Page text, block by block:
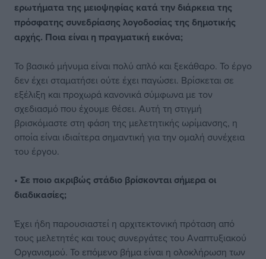
ερωτήματα της μειοψηφίας κατά την διάρκεια της
πρόσφατης συνεδρίασης λογοδοσίας της δημοτικής
αρχής. Ποια είναι η πραγματική εικόνα;
Το βασικό μήνυμα είναι πολύ απλό και ξεκάθαρο. Το έργο
δεν έχει σταματήσει ούτε έχει παγώσει. Βρίσκεται σε
εξέλιξη και προχωρά κανονικά σύμφωνα με τον
σχεδιασμό που έχουμε θέσει. Αυτή τη στιγμή
βρισκόμαστε στη φάση της μελετητικής ωρίμανσης, η
οποία είναι ιδιαίτερα σημαντική για την ομαλή συνέχεια
του έργου.
• Σε ποιο ακριβώς στάδιο βρίσκονται σήμερα οι
διαδικασίες;
Έχει ήδη παρουσιαστεί η αρχιτεκτονική πρόταση από
τους μελετητές και τους συνεργάτες του Αναπτυξιακού
Οργανισμού. Το επόμενο βήμα είναι η ολοκλήρωση των